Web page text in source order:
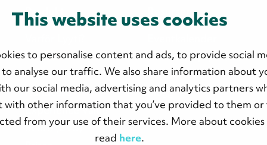
This website uses cookies
to personalise content and ads, to provide social
analyse our traffic. We also share information about
our social media, advertising and analytics partners
with other information that you’ve provided to them
from your use of their services. More about cookies
read here.
Produkt
Vår demo
Funktioner
Kundcase
Experience Value
Score (EVS)
Guider & hjälpmedel
Supportportal
Blogg